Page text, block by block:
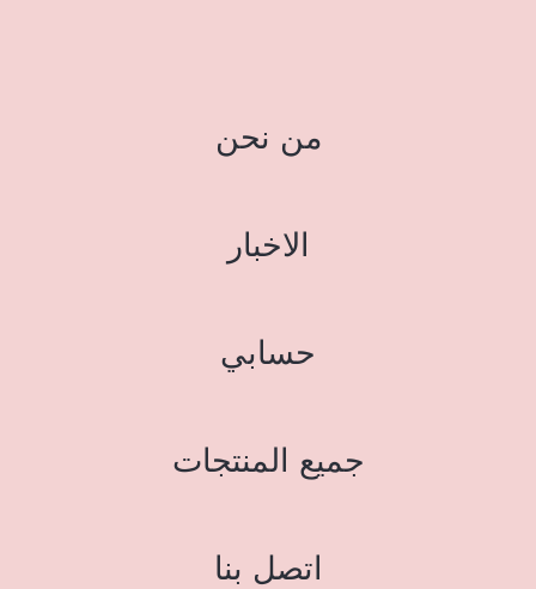
من نحن
الاخبار
حسابي
جميع المنتجات
اتصل بنا